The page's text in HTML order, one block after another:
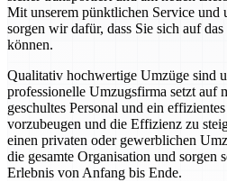
Mit unserem pünktlichen Service und
sorgen wir dafür, dass Sie sich auf
können.
Qualitativ hochwertige Umzüge sind
professionelle Umzugsfirma setzt auf
geschultes Personal und ein
vorzubeugen und die Effizienz zu
einen privaten oder gewerblichen
die gesamte Organisation und sorgen
Erlebnis von Anfang bis Ende.